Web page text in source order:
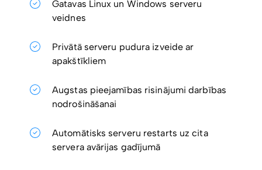
Gatavas Linux un Windows serveru
veidnes
Privātā serveru pudura izveide ar
apakštīkliem
Augstas pieejamības risinājumi darbības
nodrošināšanai
Automātisks serveru restarts uz cita
servera avārijas gadījumā